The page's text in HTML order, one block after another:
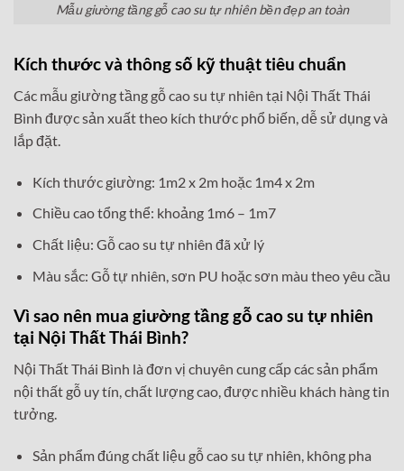
Mẫu giường tầng gỗ cao su tự nhiên bền đẹp an toàn
Kích thước và thông số kỹ thuật tiêu chuẩn
Các mẫu giường tầng gỗ cao su tự nhiên tại Nội Thất Thái
Bình được sản xuất theo kích thước phổ biến, dễ sử dụng và
lắp đặt.
Kích thước giường: 1m2 x 2m hoặc 1m4 x 2m
Chiều cao tổng thể: khoảng 1m6 – 1m7
Chất liệu: Gỗ cao su tự nhiên đã xử lý
Màu sắc: Gỗ tự nhiên, sơn PU hoặc sơn màu theo yêu cầu
Vì sao nên mua giường tầng gỗ cao su tự nhiên
tại Nội Thất Thái Bình?
Nội Thất Thái Bình là đơn vị chuyên cung cấp các sản phẩm
nội thất gỗ uy tín, chất lượng cao, được nhiều khách hàng tin
tưởng.
Sản phẩm đúng chất liệu gỗ cao su tự nhiên, không pha